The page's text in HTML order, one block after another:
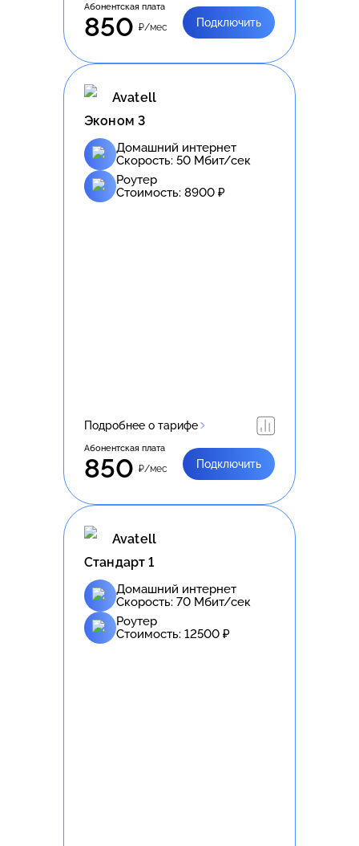
Абонентская плата
850 ₽/мес Подключить
Avatell
Эконом 3
Домашний интернет
Скорость: 50 Мбит/сек
Роутер
Стоимость: 8900 ₽
Подробнее о тарифе
Абонентская плата
850 ₽/мес Подключить
Avatell
Стандарт 1
Домашний интернет
Скорость: 70 Мбит/сек
Роутер
Стоимость: 12500 ₽